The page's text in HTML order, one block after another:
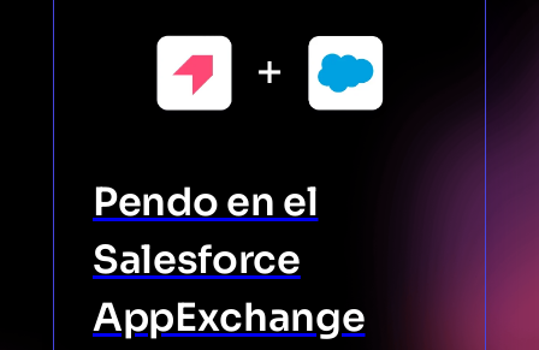
Pendo en el
Salesforce
AppExchange